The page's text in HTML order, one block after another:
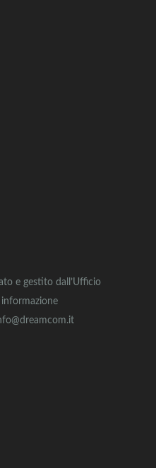
e gestito dall’Ufficio